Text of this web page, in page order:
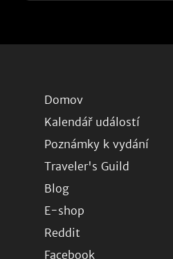
Domov
Kalendář událostí
Poznámky k vydání
Traveler's Guild
Blog
E-shop
Reddit
Facebook